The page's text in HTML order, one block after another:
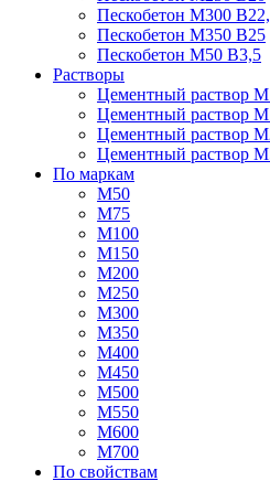
Пескобетон М300
Пескобетон М350 В25
Пескобетон М50 В3,5
Растворы
Цементный раствор
Цементный раствор
Цементный раствор
Цементный раствор
По маркам
М50
М75
М100
М150
М200
М250
М300
М350
М400
М450
М500
М550
М600
М700
По свойствам